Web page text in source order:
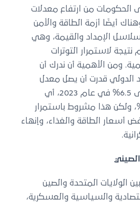
من ارتفاع معدلات
أيضًا أزمة الطاقة والأمن
سلاسل الإمداد والقيمة، وهي
لاستمرار التوترات
ومن الأهمية أن ندرك أن
الدولي قدرت أن يصل معدل
التضخم العالمي إلى 6.5% في عام 2023، أي
بحدود 2.3%، ولكن هذا مشروط باستمرار
أسعار الطاقة والغذاء، وإنهاء
الولايات المتحدة والصين
والسياسية والعسكرية،